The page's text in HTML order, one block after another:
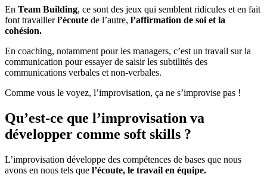
En Team Building, ce sont des jeux qui semblent ridicules et en fait
font travaillerl’écoute de l’autre, l’affirmation de soi et la
cohésion.
En coaching, notamment pour les managers, c’est un travail sur la
communication pour essayer de saisir les subtilités des
communications verbales et non-verbales.
Comme vous le voyez, l’improvisation, ça ne s’improvise pas !
Qu’est-ce que l’improvisation va
développer comme soft skills ?
L’improvisation développe des compétences de bases que nous
avons en nous tels que l’écoute, le travail en équipe.